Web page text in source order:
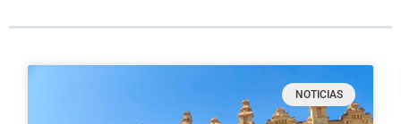
NOTICIAS